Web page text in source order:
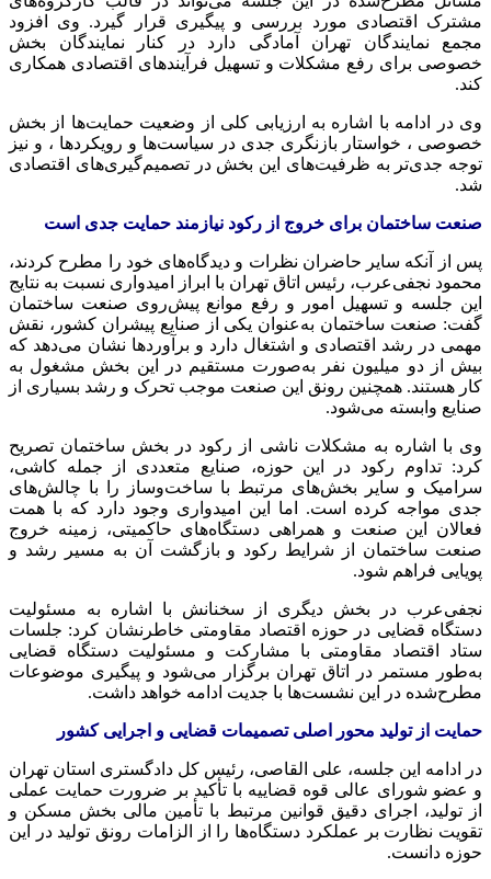
مشترک اقتصادی مورد بررسی و پیگیری قرار گیرد. وی افزود
مجمع نمایندگان تهران آمادگی دارد در کنار نمایندگان بخش
خصوصی برای رفع مشکلات و تسهیل فرآیندهای اقتصادی همکاری
کند.
وی در ادامه با اشاره به ارزیابی کلی از وضعیت حمایت‌ها از بخش
خصوصی ، خواستار بازنگری جدی در سیاست‌ها و رویکردها ، و نیز
توجه جدی‌تر به ظرفیت‌های این بخش در تصمیم‌گیری‌های اقتصادی
شد.
صنعت ساختمان برای خروج از رکود نیازمند حمایت جدی است
پس از آنکه سایر حاضران نظرات و دیدگاه‌های خود را مطرح کردند،
محمود نجفی‌عرب، رئیس اتاق تهران با ابراز امیدواری نسبت به نتایج
این جلسه و تسهیل امور و رفع موانع پیش‌روی صنعت ساختمان
گفت: صنعت ساختمان به‌عنوان یکی از صنایع پیشران کشور، نقش
مهمی در رشد اقتصادی و اشتغال دارد و برآوردها نشان می‌دهد که
بیش از دو میلیون نفر به‌صورت مستقیم در این بخش مشغول به
کار هستند. همچنین رونق این صنعت موجب تحرک و رشد بسیاری از
صنایع وابسته می‌شود.
وی با اشاره به مشکلات ناشی از رکود در بخش ساختمان تصریح
کرد: تداوم رکود در این حوزه، صنایع متعددی از جمله کاشی،
سرامیک و سایر بخش‌های مرتبط با ساخت‌وساز را با چالش‌های
جدی مواجه کرده است. اما این امیدواری وجود دارد که با همت
فعالان این صنعت و همراهی دستگاه‌های حاکمیتی، زمینه خروج
صنعت ساختمان از شرایط رکود و بازگشت آن به مسیر رشد و
پویایی فراهم شود.
نجفی‌عرب در بخش دیگری از سخنانش با اشاره به مسئولیت
دستگاه قضایی در حوزه اقتصاد مقاومتی خاطرنشان کرد: جلسات
ستاد اقتصاد مقاومتی با مشارکت و مسئولیت دستگاه قضایی
به‌طور مستمر در اتاق تهران برگزار می‌شود و پیگیری موضوعات
مطرح‌شده در این نشست‌ها با جدیت ادامه خواهد داشت.
حمایت از تولید محور اصلی تصمیمات قضایی و اجرایی کشور
در ادامه این جلسه، علی القاصی، رئیس کل دادگستری استان تهران
و عضو شورای عالی قوه قضاییه با تأکید بر ضرورت حمایت عملی
از تولید، اجرای دقیق قوانین مرتبط با تأمین مالی بخش مسکن و
تقویت نظارت بر عملکرد دستگاه‌ها را از الزامات رونق تولید در این
حوزه دانست.